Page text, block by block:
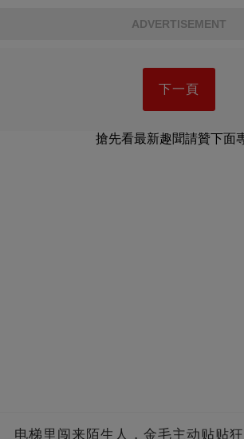
ADVERTISEMENT
下一頁
搶先看最新趣聞請贊下面
电梯里闯来陌生人，金毛主动贴贴